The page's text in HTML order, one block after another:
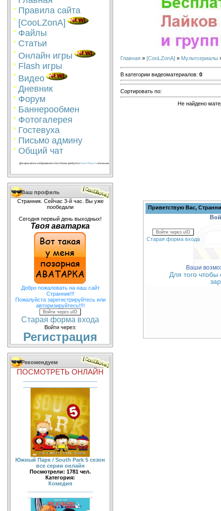
Правила сайта
[CooLZonA]
Файлы
Статьи
Онлайн игры
Flash игры
Видео
Дневник
Форум
Баннерообмен
Фотогалерея
Гостевуха
Письмо админу
Общий чат
Для красивого отображения этого блока требуетсяFlash Player 9или выше.
Ваш профиль
Странник. Сейчас 3-й час. Вы уже
пообедали
Сегодня первый день выходных!
Твоя аватарка
Добро пожаловать на наш сайт
Странник!!!
Пожалуйста зарегистрируйтесь или
авторизируйтесь!!!!
Войти через uID
Старая форма входа
Войти через:
Регистрация
Рекомендуем
ПОСМОТРЕТЬ ОНЛАЙН
Южный Парк / South Park 5 сезон
все серии онлайн
Посмотрели: 1781 чел.
Категория:
Комедия
Главная » [CooLZonA] » Мультсериалы
В категории видеоматериалов: 0
Сортировать по:
Не найдено
Приветствую Вас,
Войти через uID
Старая форма входа
Ваши
Для того